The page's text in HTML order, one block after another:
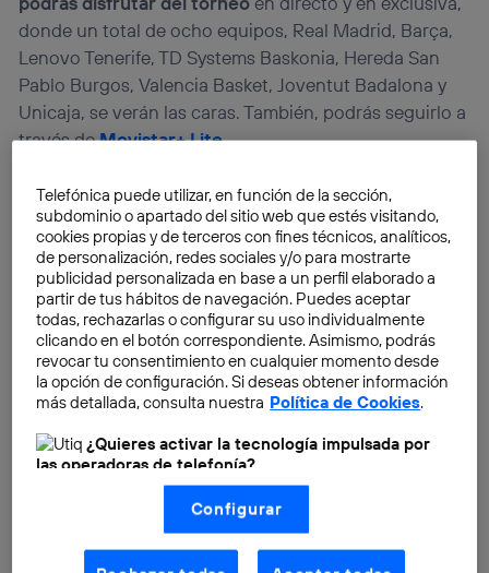
donde un total de ocho equipos, Real Madrid, Barça,
Lenovo Tenerife, TD Systems Baskonia, Hereda San
Pablo Burgos, Valencia Basket, Joventut Badalona y
Unicaja, se verán las caras. También, podrás seguirlo a
través deMovistar+ Lite.
Telefónica puede utilizar, en función de la sección,
subdominio o apartado del sitio web que estés visitando,
cookies propias y de terceros con fines técnicos, analíticos,
de personalización, redes sociales y/o para mostrarte
publicidad personalizada en base a un perfil elaborado a
partir de tus hábitos de navegación. Puedes aceptar
todas, rechazarlas o configurar su uso individualmente
clicando en el botón correspondiente. Asimismo, podrás
revocar tu consentimiento en cualquier momento desde
la opción de configuración. Si deseas obtener información
más detallada, consulta nuestra Política de Cookies.
¿Quieres activar la tecnología impulsada por
las operadoras de telefonía?
Nosotros, Telefónica S.A., utilizamos la tecnología Utiq para
realizar nuestras acciones de marketing digital o análisis
(como se describe en este aviso de consentimiento)
basadas en tu navegación en nuestra(s) web(s)
aquí(solo cuando utilizas una conexión a
Configurar